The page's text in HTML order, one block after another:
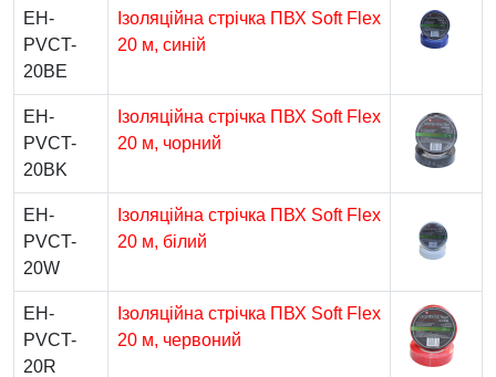
EH-
PVCT-
20BE
Ізоляційна стрічка ПВХ Soft Flex
20 м, синій
EH-
PVCT-
20BK
Ізоляційна стрічка ПВХ Soft Flex
20 м, чорний
EH-
PVCT-
20W
Ізоляційна стрічка ПВХ Soft Flex
20 м, білий
EH-
PVCT-
20R
Ізоляційна стрічка ПВХ Soft Flex
20 м, червоний